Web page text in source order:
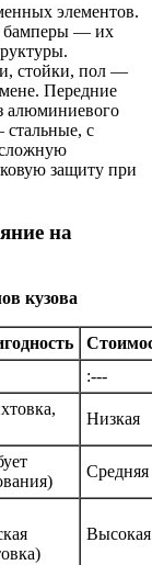
элементов.
бамперы — их
стойки, пол —
Передние
алюминиевого
стальные, с
защиту при
на
кузова
:---
Низкая
Средняя
Высокая